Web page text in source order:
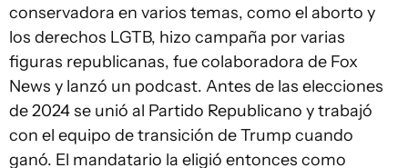
conservadora en varios temas, como el aborto y
los derechos LGTB, hizo campaña por varias
figuras republicanas, fue colaboradora de Fox
News y lanzó un podcast. Antes de las elecciones
de 2024 se unió al Partido Republicano y trabajó
con el equipo de transición de Trump cuando
ganó. El mandatario la eligió entonces como